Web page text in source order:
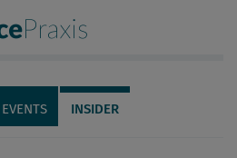
Praxis
EVENTS INSIDER